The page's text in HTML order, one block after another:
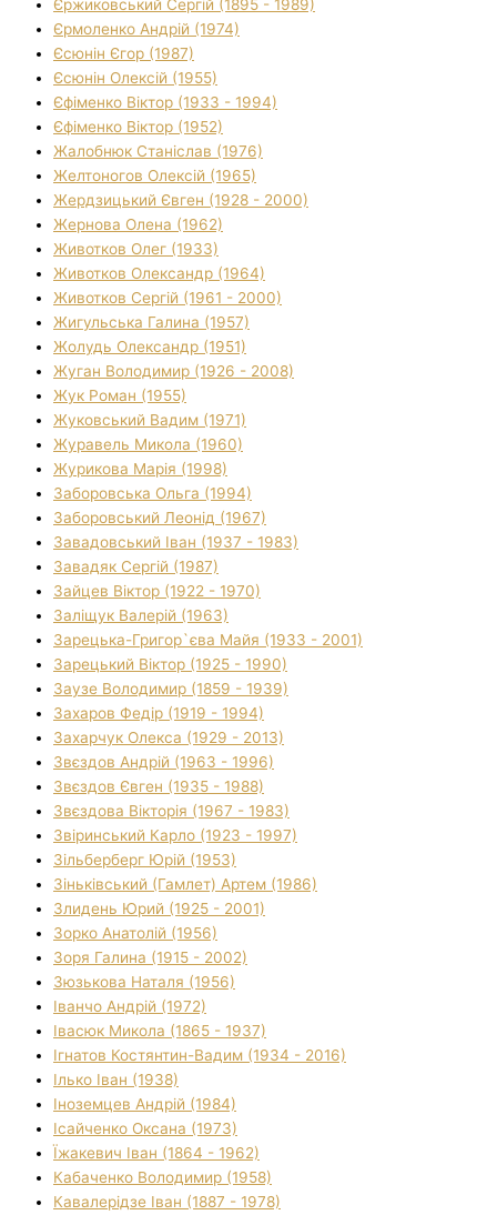
Єржиковський Сергій (1895 - 1989)
Єрмоленко Андрій (1974)
Єсюнін Єгор (1987)
Єсюнін Олексій (1955)
Єфіменко Віктор (1933 - 1994)
Єфіменко Віктор (1952)
Жалобнюк Станіслав (1976)
Желтоногов Олексій (1965)
Жердзицький Євген (1928 - 2000)
Жернова Олена (1962)
Животков Олег (1933)
Животков Олександр (1964)
Животков Сергій (1961 - 2000)
Жигульська Галина (1957)
Жолудь Олександр (1951)
Жуган Володимир (1926 - 2008)
Жук Роман (1955)
Жуковський Вадим (1971)
Журавель Микола (1960)
Журикова Марія (1998)
Заборовська Ольга (1994)
Заборовський Леонід (1967)
Завадовський Іван (1937 - 1983)
Завадяк Сергій (1987)
Зайцев Віктор (1922 - 1970)
Заліщук Валерій (1963)
Зарецька-Григор`єва Майя (1933 - 2001)
Зарецький Віктор (1925 - 1990)
Заузе Володимир (1859 - 1939)
Захаров Федір (1919 - 1994)
Захарчук Олекса (1929 - 2013)
Звєздов Андрій (1963 - 1996)
Звєздов Євген (1935 - 1988)
Звєздова Вікторія (1967 - 1983)
Звіринський Карло (1923 - 1997)
Зільберберг Юрій (1953)
Зіньківський (Гамлет) Артем (1986)
Злидень Юрий (1925 - 2001)
Зорко Анатолій (1956)
Зоря Галина (1915 - 2002)
Зюзькова Наталя (1956)
Іванчо Андрій (1972)
Івасюк Микола (1865 - 1937)
Ігнатов Костянтин-Вадим (1934 - 2016)
Ілько Іван (1938)
Іноземцев Андрій (1984)
Ісайченко Оксана (1973)
Їжакевич Іван (1864 - 1962)
Кабаченко Володимир (1958)
Кавалерідзе Іван (1887 - 1978)